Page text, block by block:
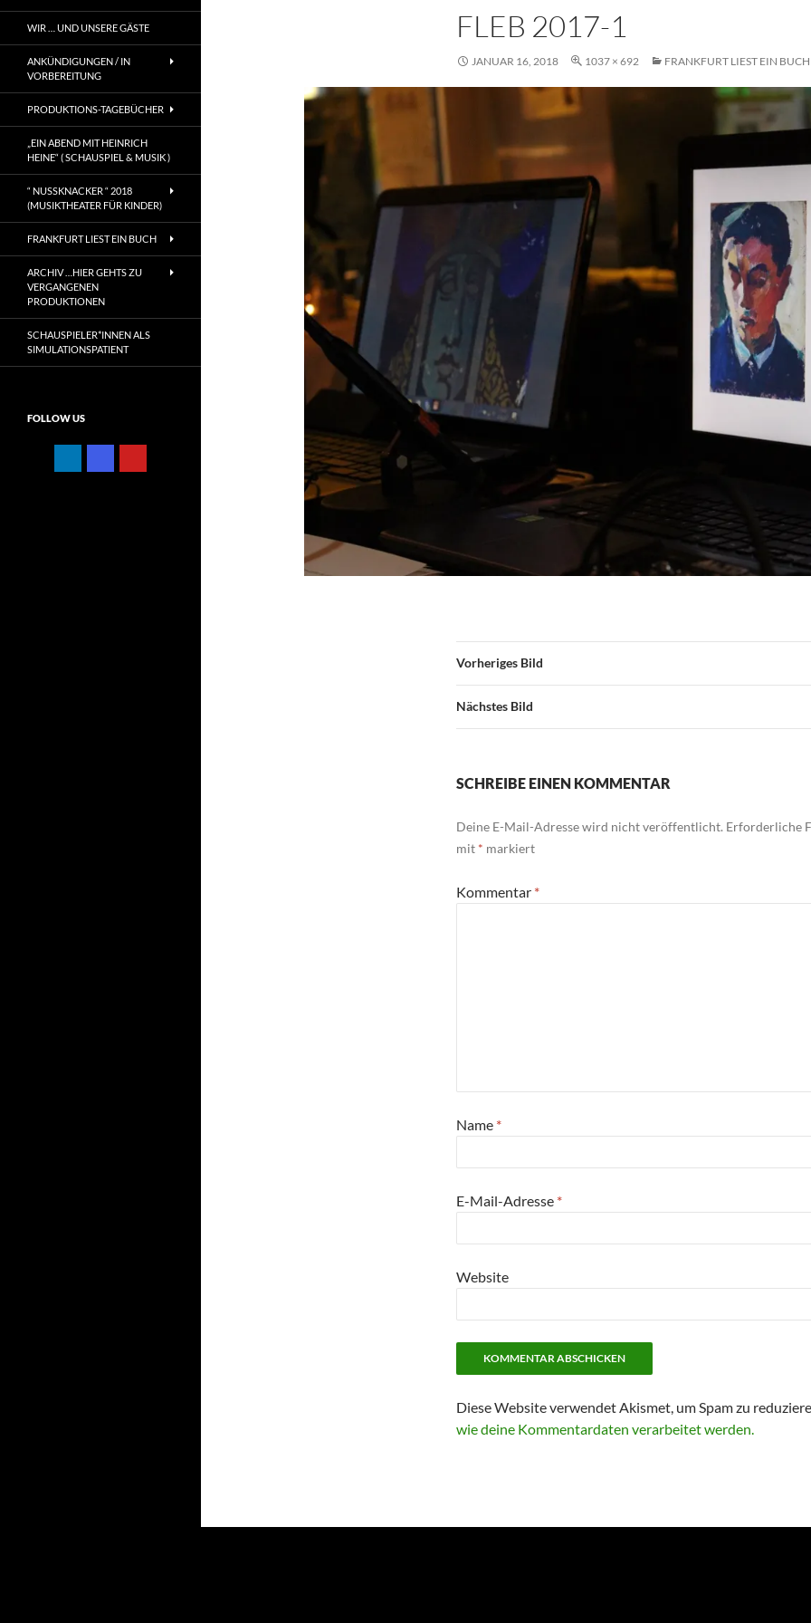
FLEB 2017-1
JANUAR 16, 2018 1037 × 692 FRANKFURT LIEST EIN
Vorheriges Bild
Nächstes Bild
SCHREIBE EINEN KOMMENTAR
Deine E-Mail-Adresse wird nicht veröffentlicht. Erforderliche
mit * markiert
Kommentar *
Name *
E-Mail-Adresse *
Website
Diese Website verwendet Akismet, um Spam zu
wie deine Kommentardaten verarbeitet werden.
WIR … UND UNSERE GÄSTE
ANKÜNDIGUNGEN / IN
VORBEREITUNG
PRODUKTIONS-TAGEBÜCHER
„EIN ABEND MIT HEINRICH
HEINE“ ( SCHAUSPIEL & MUSIK )
“ NUSSKNACKER “ 2018
(MUSIKTHEATER FÜR KINDER)
FRANKFURT LIEST EIN BUCH
ARCHIV …HIER GEHTS ZU
VERGANGENEN
PRODUKTIONEN
SCHAUSPIELER*INNEN ALS
SIMULATIONSPATIENT
FOLLOW US